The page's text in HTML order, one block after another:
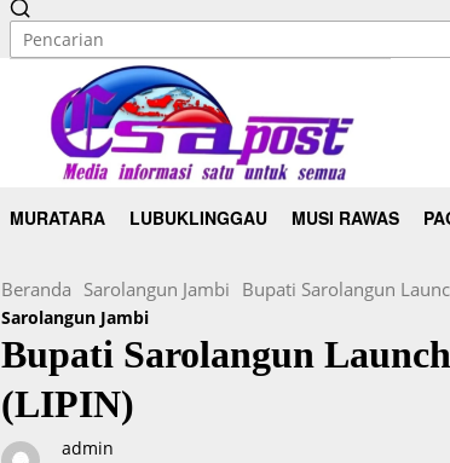
MURATARA LUBUKLINGGAU MUSI RAWAS
Beranda Sarolangun Jambi Bupati Sarolangun
Sarolangun Jambi
Bupati Sarolangun
(LIPIN)
admin